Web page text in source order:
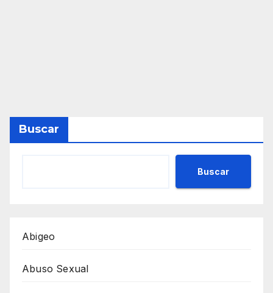
Buscar
Buscar
Abigeo
Abuso Sexual